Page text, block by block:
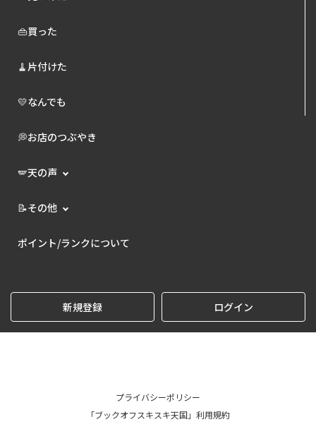
👜買った
🧹片付けた
💛なんでも
💭お店のつぶやき
🪽天の声
📝その他
ポイント/ランクについて
新規登録 ログイン
プライバシーポリシー
「ブックオフスキスキ天国」利用規約